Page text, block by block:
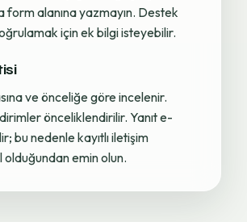
alanına yazmayın. Destek
için ek bilgi isteyebilir.
ve önceliğe göre incelenir.
önceliklendirilir. Yanıt e-
bu nedenle kayıtlı iletişim
emin olun.